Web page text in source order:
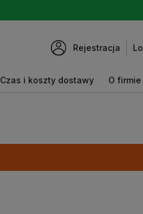
Rejestracja
Czas i koszty dostawy O firmie